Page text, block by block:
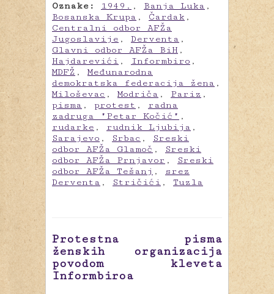
Oznake: 1949. , Banja Luka ,
Bosanska Krupa , Čardak ,
Centralni odbor AFŽa
Jugoslavije , Derventa ,
Glavni odbor AFŽa BiH ,
Hajdarevići , Informbiro ,
MDFŽ ,Međunarodna
demokratska federacija žena ,
Miloševac ,Modriča , Pariz ,
pisma , protest , radna
zadruga "Petar Kočić" ,
rudarke , rudnik Ljubija ,
Sarajevo , Srbac ,
Sreski
odbor AFŽa Glamoč ,
Sreski
odbor AFŽa Prnjavor ,
Sreski
odbor AFŽa Tešanj ,
srez
Derventa , Stričići , Tuzla
Protestna pisma
ženskih organizacija
povodom kleveta
Informbiroa